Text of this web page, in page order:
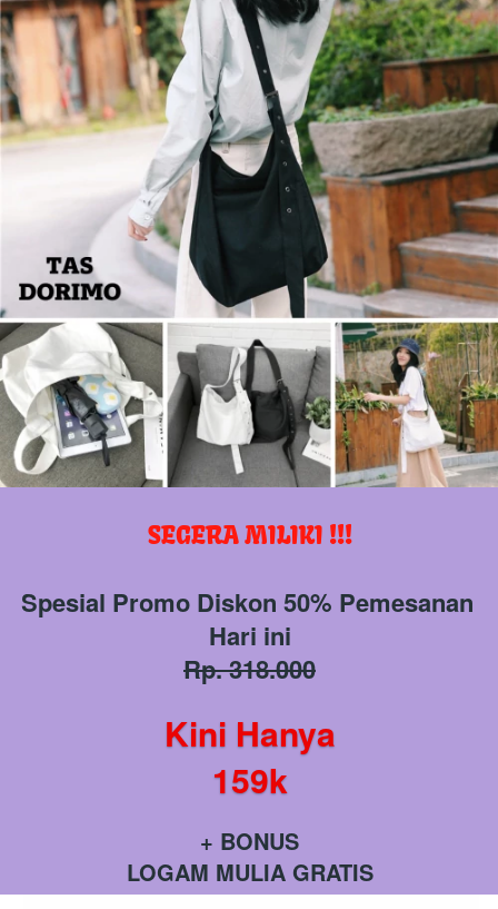
SEGERA MILIKI !!!
Spesial Promo Diskon 50% Pemesanan
Hari ini
Rp. 318.000
Kini Hanya
159k
+ BONUS
LOGAM MULIA GRATIS